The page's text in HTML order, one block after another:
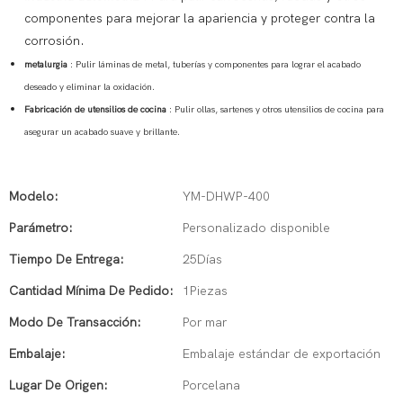
componentes para mejorar la apariencia y proteger contra la
corrosión.
metalurgia : Pulir láminas de metal, tuberías y componentes para lograr el acabado
deseado y eliminar la oxidación.
Fabricación de utensilios de cocina : Pulir ollas, sartenes y otros utensilios de cocina para
asegurar un acabado suave y brillante.
Modelo: YM-DHWP-400
Parámetro: Personalizado disponible
Tiempo De Entrega: 25Días
Cantidad Mínima De Pedido: 1Piezas
Modo De Transacción: Por mar
Embalaje: Embalaje estándar de exportación
Lugar De Origen: Porcelana